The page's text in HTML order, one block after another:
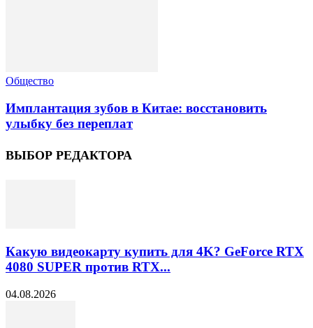
Общество
Имплантация зубов в Китае: восстановить
улыбку без переплат
ВЫБОР РЕДАКТОРА
Какую видеокарту купить для 4K? GeForce RTX
4080 SUPER против RTX...
04.08.2026